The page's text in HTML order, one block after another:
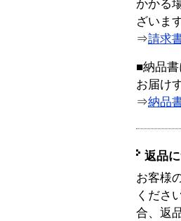
かかる
ざいます
⇒請求
■納品
お届け
⇒納品
返品
お客様
くださ
合、返